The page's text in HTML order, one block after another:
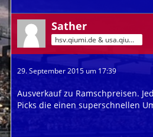
Sather
hsv.qiumi.de & usa.qiumi.de
29. September 2015 um 17:39
Ausverkauf zu Ramschpreisen.
Picks die einen superschnellen